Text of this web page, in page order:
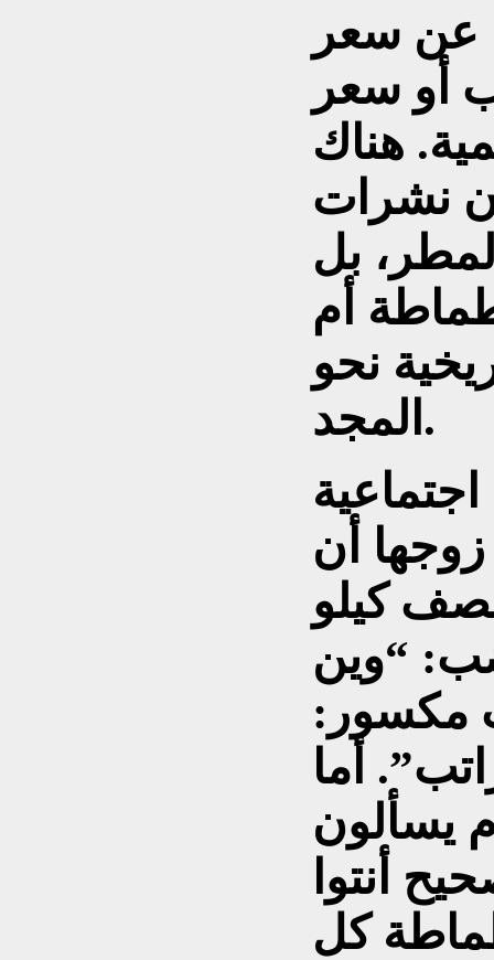
عن سعر
أو سعر
هناك
نشرات
بل
أم
نحو
المجد.
أن
كيلو
“وين
مكسور:
أما
يسألون
أنتوا
كل